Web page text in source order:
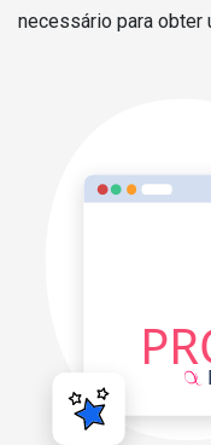
necessário para obter